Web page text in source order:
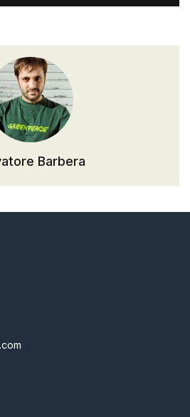
Creare un account
Barbera